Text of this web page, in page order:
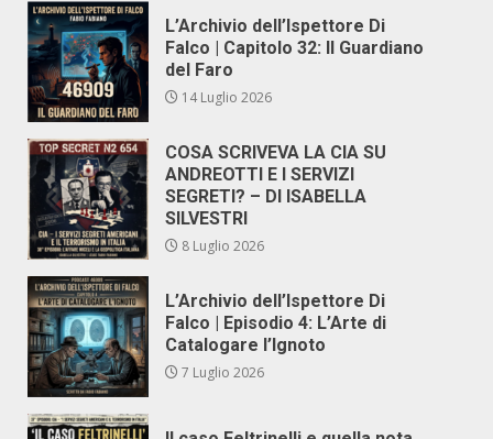
L’Archivio dell’Ispettore Di
Falco | Capitolo 32: Il Guardiano
del Faro
14 Luglio 2026
COSA SCRIVEVA LA CIA SU
ANDREOTTI E I SERVIZI
SEGRETI? – DI ISABELLA
SILVESTRI
8 Luglio 2026
L’Archivio dell’Ispettore Di
Falco | Episodio 4: L’Arte di
Catalogare l’Ignoto
7 Luglio 2026